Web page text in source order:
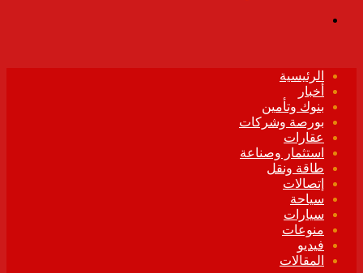
الرئيسية
أخبار
بنوك وتأمين
بورصة وشركات
عقارات
استثمار وصناعة
طاقة ونقل
إتصالات
سياحة
سيارات
منوعات
فيديو
المقالات